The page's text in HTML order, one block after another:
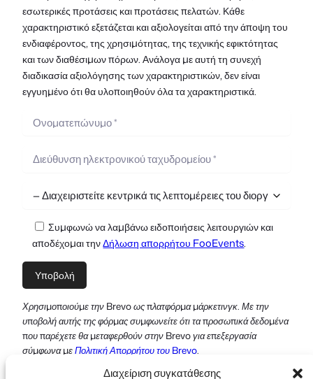
Διαχείριση συγκατάθεσης
εσωτερικές προτάσεις και προτάσεις πελατών. Κάθε
χαρακτηριστικό εξετάζεται και αξιολογείται από την άποψη του
ενδιαφέροντος, της χρησιμότητας, της τεχνικής εφικτότητας
και των διαθέσιμων πόρων. Ανάλογα με αυτή τη συνεχή
διαδικασία αξιολόγησης των χαρακτηριστικών, δεν είναι
εγγυημένο ότι θα υλοποιηθούν όλα τα χαρακτηριστικά.
Συμφωνώ να λαμβάνω ειδοποιήσεις λειτουργιών και
αποδέχομαι τηνΔήλωση απορρήτου FooEvents.
Χρησιμοποιούμε την Brevo ως πλατφόρμα μάρκετινγκ. Με την
υποβολή αυτής της φόρμας συμφωνείτε ότι τα προσωπικά δεδομένα
που παρέχετε θα μεταφερθούν στην Brevo για επεξεργασία
σύμφωνα μεΠολιτική Απορρήτου του Brevo.